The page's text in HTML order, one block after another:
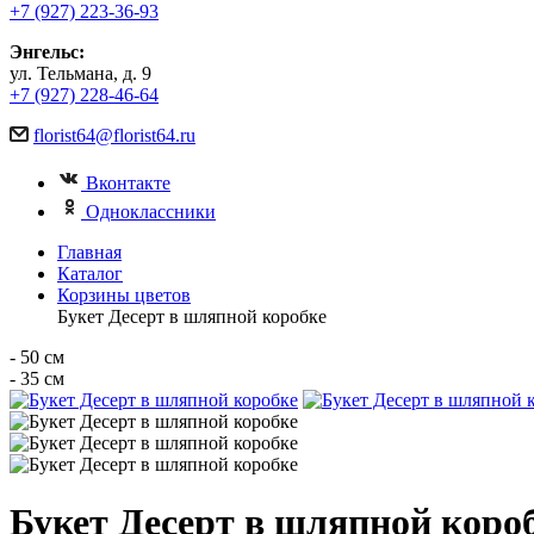
+7 (927) 223-36-93
Энгельс:
ул. Тельмана, д. 9
+7 (927) 228-46-64
florist64@florist64.ru
Вконтакте
Одноклассники
Главная
Каталог
Корзины цветов
Букет Десерт в шляпной коробке
- 50 см
- 35 см
Букет Десерт в шляпной